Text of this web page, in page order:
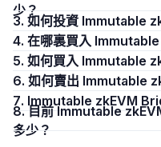
少？
3. 如何投資 Immutable
4. 在哪裏買入
5. 如何買入 Immutable
6. 如何賣出 Immutable
7. Immutable zkEVM
8. 目前 Immutable zkEVM Bridged ETH 的供應量是
多少？